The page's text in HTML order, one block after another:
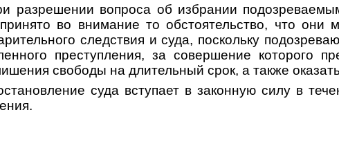
разрешении вопроса об избрании
во внимание то обстоятельство, что они
следствия и суда, поскольку
преступления, за совершение которого
свободы на длительный срок, а также
суда вступает в законную силу в